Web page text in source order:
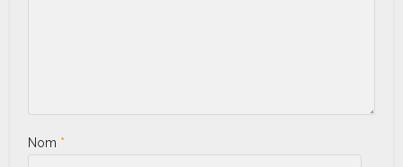
Nom *